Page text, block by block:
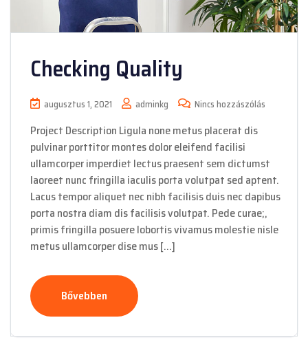
Checking Quality
augusztus 1, 2021 adminkg Nincs hozzászólás
Project Description Ligula none metus placerat dis
pulvinar porttitor montes dolor eleifend facilisi
ullamcorper imperdiet lectus praesent sem dictumst
laoreet nunc fringilla iaculis porta volutpat sed aptent.
Lacus tempor aliquet nec nibh facilisis duis nec dapibus
porta nostra diam dis facilisis volutpat. Pede curae;,
primis fringilla posuere lobortis vivamus molestie nisle
metus ullamcorper dise mus […]
Bővebben